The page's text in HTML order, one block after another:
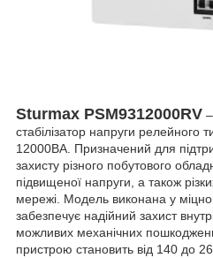
Sturmax PSM9312000RV
стабілізатор напруги релейного
12000ВА. Призначений для
захисту різного побутового
підвищеної напруги, а також
мережі. Модель виконана у
забезпечує надійний захист
можливих механічних пошкоджень.
пристрою становить від 140 до